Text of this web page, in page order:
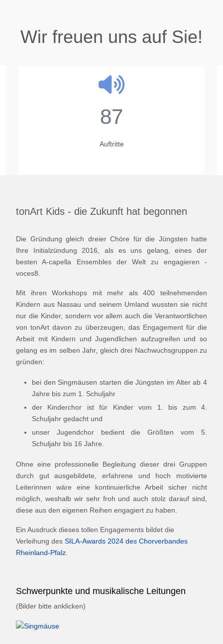
Wir freuen uns auf Sie!
87
Auftritte
tonArt Kids - die Zukunft hat begonnen
Die Gründung gleich dreier Chöre für die Jüngsten hatte
Ihre Initialzündung 2016, als es uns gelang, eines der
besten A-capella Ensembles der Welt zu engagieren -
voces8.
Mit ihren Workshops mit mehr als 400 teilnehmenden
Kindern aus Nassau und seinem Umland wussten sie nicht
nur die Kinder, sondern vor allem auch die Verantwortlichen
von tonArt davon zu überzeugen, das Engagement für die
Arbeit mit Kindern und Jugendlichen aufzugreifen und so
gelang es im selben Jahr, gleich drei Nachwuchsgruppen zu
gründen:
bei den Singmäusen starten die Jüngsten im Alter ab 4
Jahre bis zum 1. Schuljahr
der Kinderchor ist für Kinder vom 1. bis zum 4.
Schuljahr gedacht und
unser Jugendchor bedient die Größten vom 5.
Schuljahr bis 16 Jahre.
Ohne eine professionelle Begleitung dieser drei Gruppen
durch gut ausgebildete, erfahrene und hoch motivierte
Leiterinnen wäre eine kontinuierliche Arbeit sicher nicht
möglich, weshalb wir sehr froh und auch stolz darauf sind,
diese aus den eigenen Reihen engagiert zu haben.
Ein Ausdruck dieses tollen Engagements bildet die
Verleihung des SILA-Awards 2024 des Chorverbandes
Rheinland-Pfalz
Schwerpunkte und musikalische Leitungen
(Bilder bitte anklicken)